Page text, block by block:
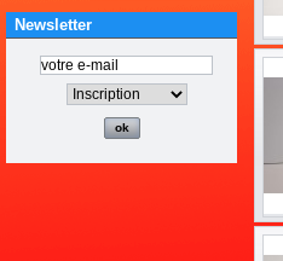
Newsletter